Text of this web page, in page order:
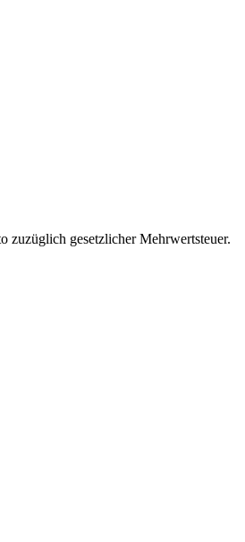
zuzüglich gesetzlicher Mehrwertsteuer.